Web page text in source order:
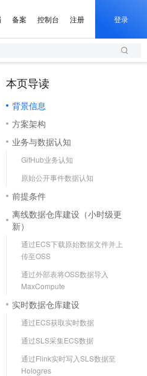
备案 控制台 注册 登录
本页导读
背景信息
方案架构
业务与数据认知
GitHub业务认知
原始公开事件数据认知
前提条件
离线数据仓库建设（小时级更
新）
通过ECS下载原始数据文件并上
传至OSS
通过外部表将OSS数据导入
MaxCompute
实时数据仓库建设
通过ECS获取实时数据
通过SLS采集ECS数据
通过Flink实时写入SLS数据至
Hologres
语音识别与合成
Cosyvoice-V3-Flash
Fun-ASR
支持中英文自由切换，具备更强的噪声鲁棒性
AI生产力平台
用服务器
证书管理服务（原SSL证书）
站HTTPS，呈现可信的WEB访问
开发治理平台 DataWorks
Data Agent 驱动的一站式 Data+AI 开发治理平台
Agents：拥有专属领域专家
打造一站式影视创作平台
坊：一站式动画创作平台
产连贯的高质量长漫剧
钟搭建微信、支付宝小程序
署网站，快速应用到小程序
动
产力先锋
践拓展 AI 生产力的边界
发布时刻
即是所愿
到进阶，Agent 创客手把手教你
加速
场景组合购
业务场景，专享组合折扣价
AI 严选权益
产品，从模型到应用全链提效
量加速计划
阿里云 OPC 创新助力计划
Token 补贴，五大权
益加速 OPC 成功
务
务
伴合作计划
服务伙伴赋能合作
用分合作计划
支持
伙伴培训与认证
合作伙伴
合作伙伴管理后台
社区
反馈
议
们